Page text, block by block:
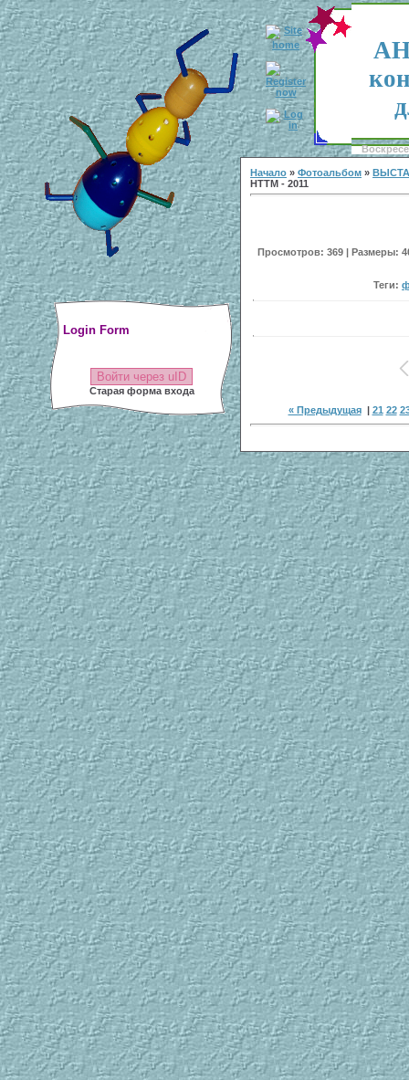
Login Form
Войти через uID
Старая форма входа
Начало » Фотоальбом »
НТТМ - 2011
Просмотров: 369 | Размеры:
Теги:
« Предыдущая| 21 22